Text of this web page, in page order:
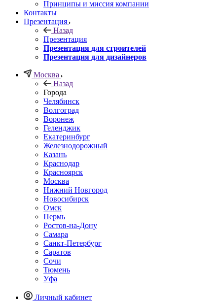
Принципы и миссия компании
Контакты
Презентация
Назад
Презентация
Презентация для строителей
Презентация для дизайнеров
Москва
Назад
Города
Челябинск
Волгоград
Воронеж
Геленджик
Екатеринбург
Железнодорожный
Казань
Краснодар
Красноярск
Москва
Нижний Новгород
Новосибирск
Омск
Пермь
Ростов-на-Дону
Самара
Санкт-Петербург
Саратов
Сочи
Тюмень
Уфа
Личный кабинет